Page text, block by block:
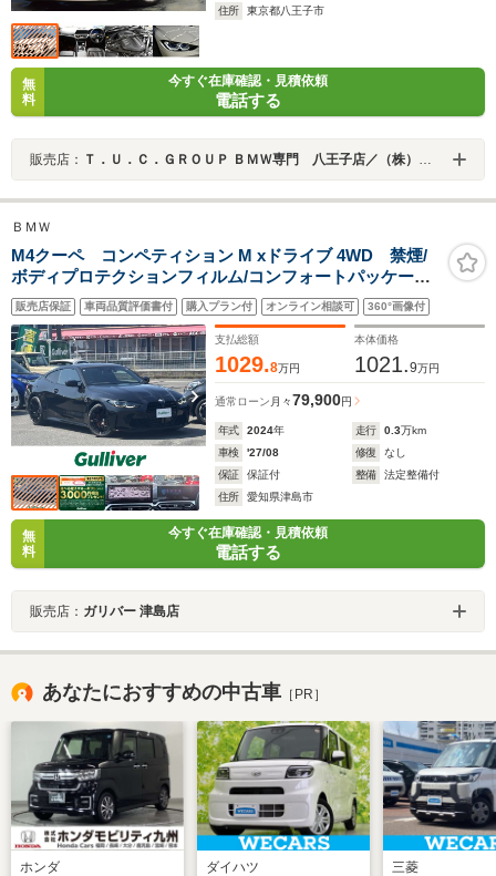
住所
東京都八王子市
無
料
今すぐ在庫確認・見積依頼
電話する
販売店： Ｔ．Ｕ．Ｃ．ＧＲＯＵＰ ＢＭＷ専門 八王子店／（株）ヘリックス
ＢＭＷ
M4クーペ コンペティション M xドライブ 4WD 禁煙/
ボディプロテクションフィルム/コンフォートパッケー
ジ/M赤キャリパー/カーボンルーフ/ハーマンカードン/黒
革/ドラレコ/ETC/サラウンドビューモニター/スペアスマ
ートキー/保証書/取扱説明書
販売店保証 車両品質評価書付 購入プラン付 オンライン相談可 360°画像付
支払総額
1029.8万円
本体価格
1021.9万円
通常ローン 月々79,900円
年式 2024年 走行 0.3万km
車検
'27/08 修復
なし
保証
保証付 整備
法定整備付
住所
愛知県津島市
無
料
今すぐ在庫確認・見積依頼
電話する
販売店： ガリバー 津島店
あなたにおすすめの中古車 ［PR］
ホンダ ダイハツ 三菱